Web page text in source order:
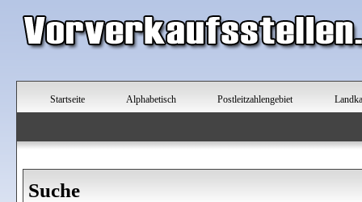
Startseite Alphabetisch Postleitzahlengebiet
Suche